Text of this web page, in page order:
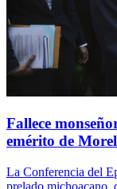
Fallece
emérito de
La Conferencia del
prelado michoacano,